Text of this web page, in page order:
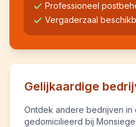
Professioneel
Vergaderzaal
Gelijkaardige
Ontdek andere bedrijven in
gedomicilieerd bij